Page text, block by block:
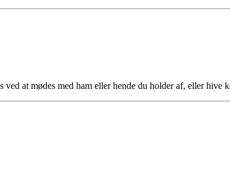
ved at mødes med ham eller hende du holder af, eller hive